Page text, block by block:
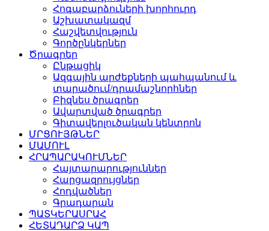
Հոգաբարձուների խորհուրդ
Աշխատակազմ
Հաշվետվություն
Գործընկերներ
Ծրագրեր
Ընթացիկ
Ազգային արժեքների պահպանում և
տարածում/դրամաշնորհներ
Բիզնես ծրագրեր
Ավարտված ծրագրեր
Գիտավերլուծական կենտրոն
ՄՐՑՈՒՅԹՆԵՐ
ՄԱՄՈՒԼ
ՀՐԱՊԱՐԱԿՈՒՄՆԵՐ
Հայտարարություններ
Հարցազրույցներ
Հոդվածներ
Գրադարան
ՊԱՏԿԵՐԱՍՐԱՀ
ՀԵՏԱԴԱՐՁ ԿԱՊ